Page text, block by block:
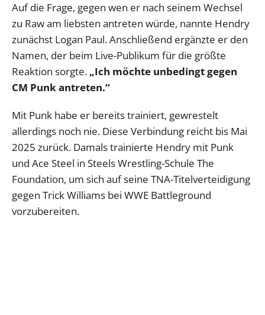
Auf die Frage, gegen wen er nach seinem Wechsel
zu Raw am liebsten antreten würde, nannte Hendry
zunächst Logan Paul. Anschließend ergänzte er den
Namen, der beim Live-Publikum für die größte
Reaktion sorgte. „Ich möchte unbedingt gegen
CM Punk antreten.“
Mit Punk habe er bereits trainiert, gewrestelt
allerdings noch nie. Diese Verbindung reicht bis Mai
2025 zurück. Damals trainierte Hendry mit Punk
und Ace Steel in Steels Wrestling-Schule The
Foundation, um sich auf seine TNA-Titelverteidigung
gegen Trick Williams bei WWE Battleground
vorzubereiten.